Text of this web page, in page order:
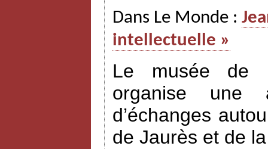
Dans Le Monde :
intellectuelle »
Le musée de
organise une
d’échanges
de Jaurès et de